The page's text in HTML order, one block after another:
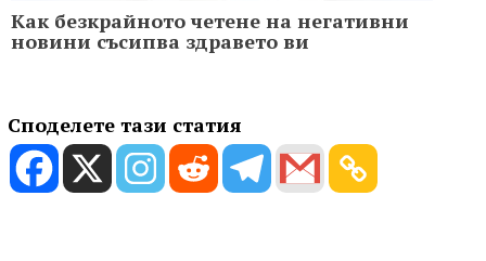
Как безкрайното четене на негативни
новини съсипва здравето ви
Споделете тази статия